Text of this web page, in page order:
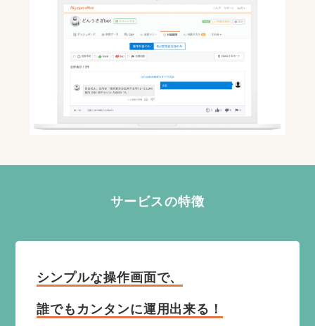
サービスの特徴
シンプルな操作画面で、
誰でもカンタンに運用出来る！